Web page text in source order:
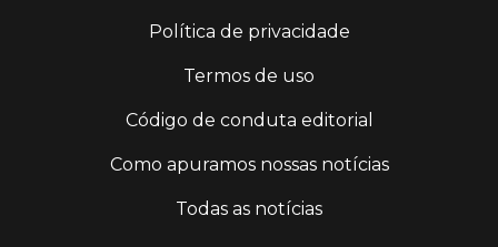
Política de privacidade
Termos de uso
Código de conduta editorial
Como apuramos nossas notícias
Todas as notícias